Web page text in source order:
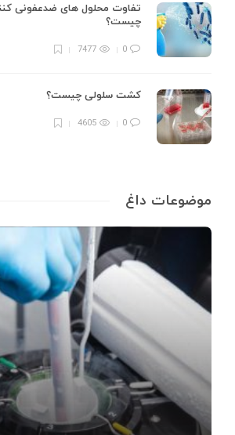
تفاوت محلول های ضدعفونی
چیست؟
0
7477
کشت سلولی چیست؟
0
4605
موضوعات داغ